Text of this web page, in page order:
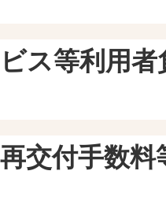
ス等利用
交付手数